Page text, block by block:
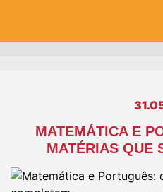
MATEMÁTICA E
MATÉRIAS QUE